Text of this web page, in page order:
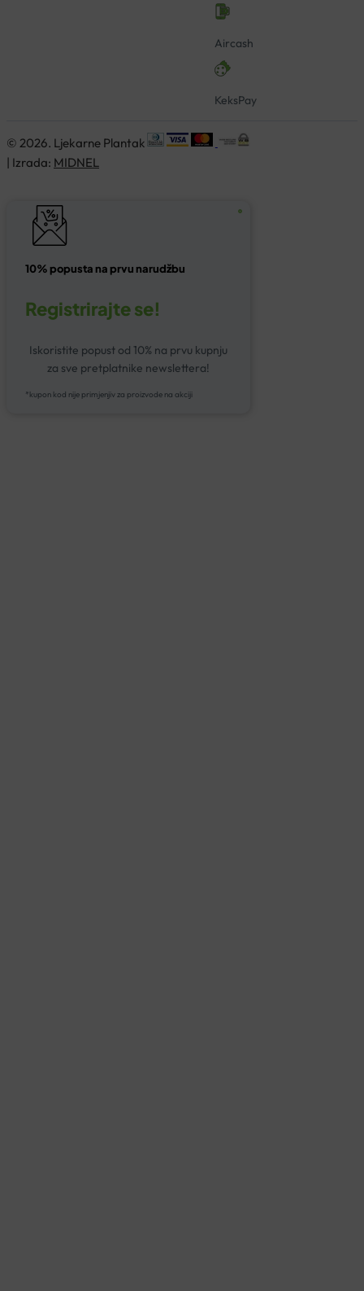
Aircash
KeksPay
© 2026. Ljekarne Plantak
| Izrada: MIDNEL
10% popusta na prvu narudžbu
Registrirajte se!
Iskoristite popust od 10% na prvu kupnju
za sve pretplatnike newslettera!
*kupon kod nije primjenjiv za proizvode na akciji